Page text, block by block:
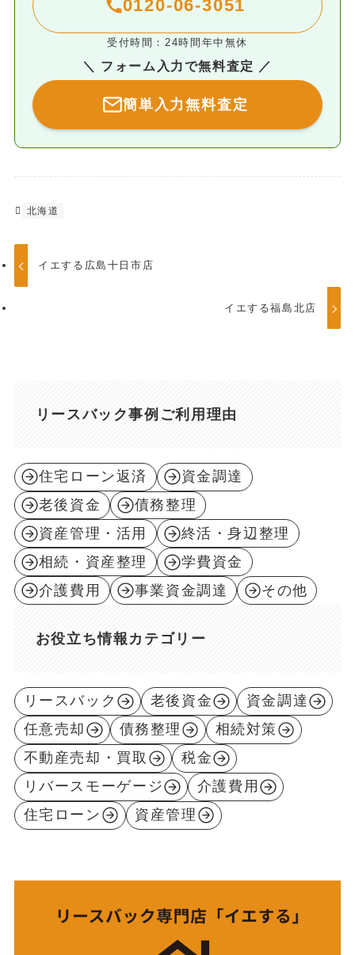
0120-06-3051
受付時間：24時間年中無休
＼ フォーム入力で無料査定 ／
簡単入力無料査定
北海道
イエする広島十日市店
イエする福島北店
リースバック事例ご利用理由
住宅ローン返済
資金調達
老後資金
債務整理
資産管理・活用
終活・身辺整理
相続・資産整理
学費資金
介護費用
事業資金調達 その他
お役立ち情報カテゴリー
リースバック 老後資金
資金調達
任意売却
債務整理
相続対策
不動産売却・買取
税金
リバースモーゲージ
介護費用
住宅ローン
資産管理